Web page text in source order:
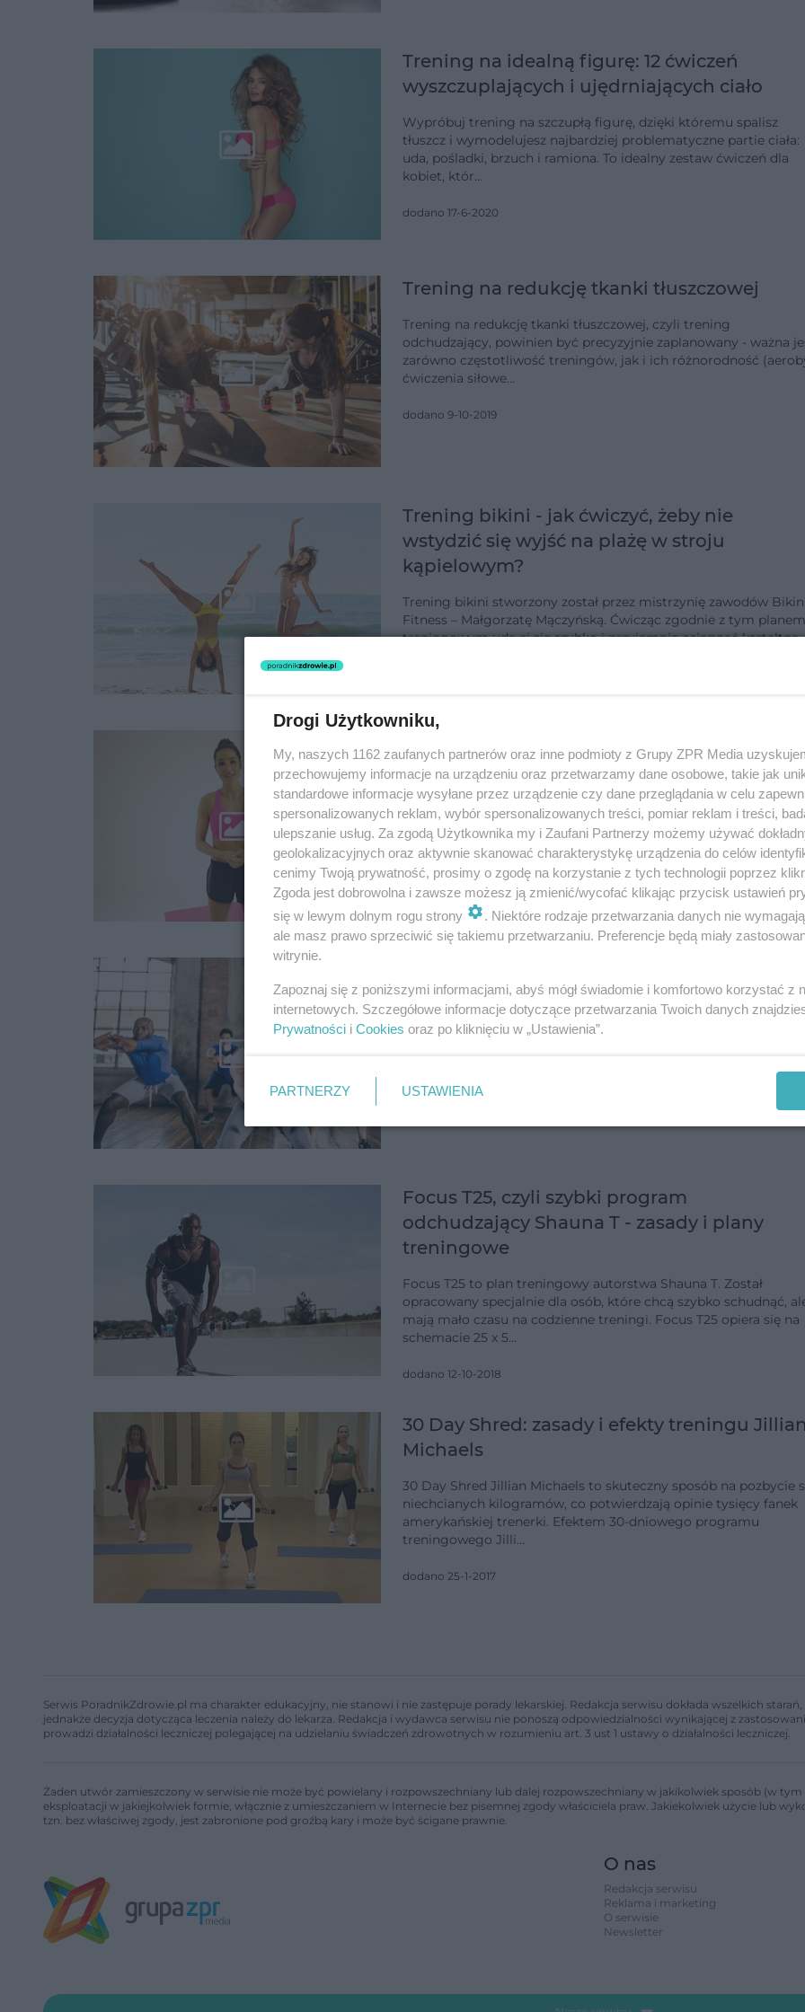
Trening na idealną figurę: 12 ćwiczeń
wyszczuplających i ujędrniających ciało
Wypróbuj trening na szczupłą figurę, dzięki któremu spalisz
tłuszcz i wymodelujesz najbardziej problematyczne partie ciała:
uda, pośladki, brzuch i ramiona. To idealny zestaw ćwiczeń dla
kobiet, któr…
dodano 17-6-2020
Trening na redukcję tkanki tłuszczowej
Trening na redukcję tkanki tłuszczowej, czyli trening
odchudzający, powinien być precyzyjnie zaplanowany - ważna
zarówno częstotliwość treningów, jak i ich różnorodność
ćwiczenia siłowe…
dodano 9-10-2019
Trening bikini - jak ćwiczyć, żeby nie
wstydzić się wyjść na plażę w stroju
kąpielowym?
Trening bikini stworzony został przez mistrzynię zawodów
Fitness – Małgorzatę Mączyńską. Ćwicząc zgodnie z tym planem
treningowym uda ci się szybko i przyjemnie osiągnąć kształtną
treningu Kayli Itsines
Bikini Body Guide autorstwa Kayli Itsines to program
treningowy, który pozwolił schudnąć tysiącom kobiet na całym
świecie. Ćwiczenia Bikini Body Guide (BBG) opracowała młoda
Australijka, a jednocześn…
dodano 3-6-2019
lepsza kondycja i jędrniejsze ciało
Najważniejszym efektem programu Focus T25 ma być utrata
tego treningu – …
Focus T25, czyli szybki program
odchudzający Shauna T - zasady i plany
treningowe
Focus T25 to plan treningowy autorstwa Shauna T. Został
opracowany specjalnie dla osób, które chcą szybko schudnąć,
mają mało czasu na codzienne treningi. Focus T25 opiera się na
schemacie 25 x 5…
dodano 12-10-2018
30 Day Shred: zasady i efekty treningu Jillian
Michaels
30 Day Shred Jillian Michaels to skuteczny sposób na pozbycie
niechcianych kilogramów, co potwierdzają opinie tysięcy fanek
amerykańskiej trenerki. Efektem 30-dniowego programu
treningowego Jilli…
dodano 25-1-2017
Serwis PoradnikZdrowie.pl ma charakter edukacyjny, nie stanowi i nie zastępuje porady lekarskiej. Redakcja serwisu dokłada wszelkich
jednakże decyzja dotycząca leczenia należy do lekarza. Redakcja i wydawca serwisu nie ponoszą odpowiedzialności wynikającej z
prowadzi działalności leczniczej polegającej na udzielaniu świadczeń zdrowotnych w rozumieniu art. 3 ust 1 ustawy o działalności leczniczej.
Żaden utwór zamieszczony w serwisie nie może być powielany i rozpowszechniany lub dalej rozpowszechniany w jakikolwiek sposób (w
eksploatacji w jakiejkolwiek formie, włącznie z umieszczaniem w Internecie bez pisemnej zgody właściciela praw. Jakiekolwiek użycie lub
tzn. bez właściwej zgody, jest zabronione pod groźbą kary i może być ścigane prawnie.
O nas
Redakcja serwisu
Reklama i marketing
O serwisie
Newsletter
Drogi Użytkowniku,
My, naszych 1162 zaufanych partnerów oraz inne podmioty z Grupy ZPR Media
przechowujemy informacje na urządzeniu oraz przetwarzamy dane osobowe, takie jak
standardowe informacje wysyłane przez urządzenie czy dane przeglądania w celu
spersonalizowanych reklam, wybór spersonalizowanych treści, pomiar reklam i treści,
ulepszanie usług. Za zgodą Użytkownika my i Zaufani Partnerzy możemy używać
geolokalizacyjnych oraz aktywnie skanować charakterystykę urządzenia do celów
cenimy Twoją prywatność, prosimy o zgodę na korzystanie z tych technologii poprzez
Zgoda jest dobrowolna i zawsze możesz ją zmienić/wycofać klikając przycisk ustawień
się w lewym dolnym rogu strony
. Niektóre rodzaje przetwarzania danych nie
ale masz prawo sprzeciwić się takiemu przetwarzaniu. Preferencje będą miały
witrynie.
Zapoznaj się z poniższymi informacjami, abyś mógł świadomie i komfortowo korzystać z
internetowych. Szczegółowe informacje dotyczące przetwarzania Twoich danych
Prywatności i Cookies oraz po kliknięciu w „Ustawienia”.
PARTNERZY USTAWIENIA